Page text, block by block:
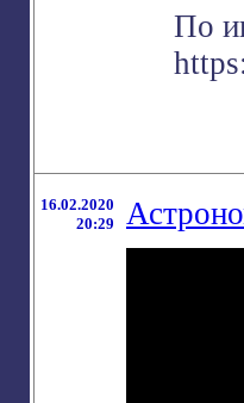
По
16.02.2020
20:29